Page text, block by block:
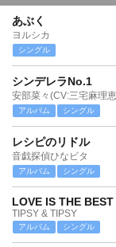
あぶく
ヨルシカ
シングル
シンデレラNo.1
アルバム シングル
レシピのリドル
音戯探偵ひなビタ
アルバム シングル
LOVE IS THE BEST
TIPSY & TIPSY
アルバム シングル